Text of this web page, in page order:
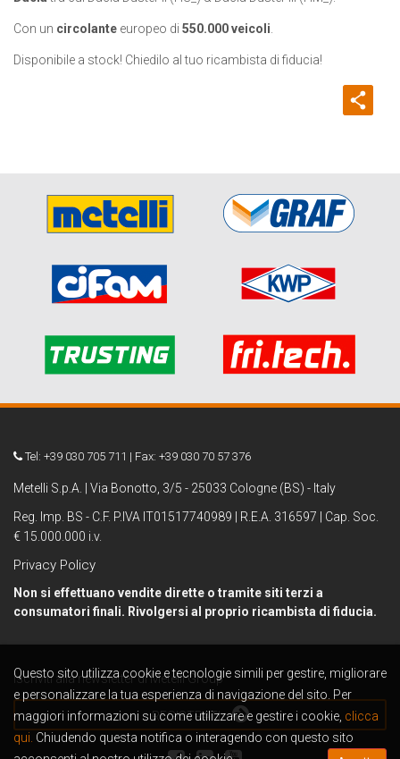
Con un circolante europeo di 550.000 veicoli
Disponibile a stock! Chiedilo al tuo ricambista di fiducia!
Tel: +39 030 705 711 | Fax: +39 030 70 57 376
Metelli S.p.A. | Via Bonotto, 3/5 - 25033 Cologne (BS) - Italy
Reg. Imp. BS - C.F. P.IVA IT01517740989 | R.E.A. 316597 | Cap. Soc.
€ 15.000.000 i.v.
Privacy Policy
Non si effettuano vendite dirette o tramite siti terzi a
consumatori finali. Rivolgersi al proprio ricambista di fiducia.
Iscriviti alla newsletter di Metelli Group
REGISTRATI
Questo sito utilizza cookie e tecnologie simili per gestire, migliorare
e personalizzare la tua esperienza di navigazione del sito. Per
maggiori informazioni su come utilizzare e gestire i cookie, clicca
qui. Chiudendo questa notifica o interagendo con questo sito